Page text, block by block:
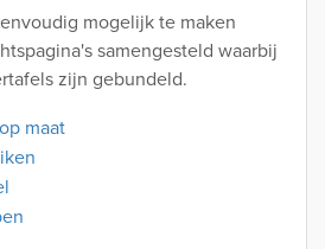
mogelijk te maken
samengesteld waarbij
zijn gebundeld.
maat